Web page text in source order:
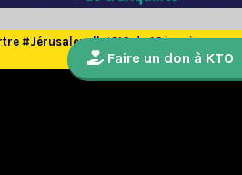
#Jérusalem || #SIC du 16 janvier
Faire un don à KTO